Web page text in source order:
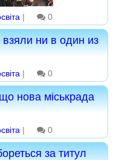
| 0
ни в один из
| 0
нова міськрада
| 0
за титул